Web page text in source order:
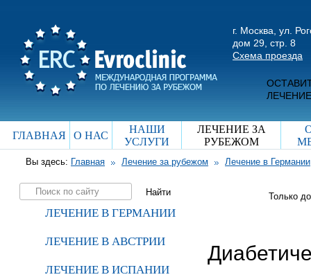
г. Москва, ул.
дом 29, стр. 8
Схема проезда
ГЛАВНАЯ О НАС
НАШИ
УСЛУГИ
ЛЕЧЕНИЕ ЗА
РУБЕЖОМ
Вы здесь: Главная Лечение за рубежом Лечение в Германии
ЛЕЧЕНИЕ В ГЕРМАНИИ
ЛЕЧЕНИЕ В АВСТРИИ
ЛЕЧЕНИЕ В ИСПАНИИ
Только